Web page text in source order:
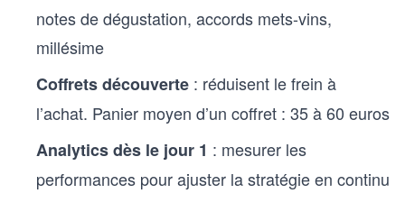
notes de dégustation, accords mets-vins,
millésime
Coffrets découverte : réduisent le frein à
l’achat. Panier moyen d’un coffret : 35 à 60 euros
Analytics dès le jour 1 : mesurer les
performances pour ajuster la stratégie en continu